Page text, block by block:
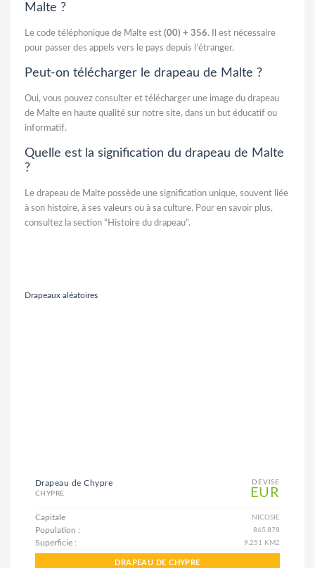
Malte ?
Le code téléphonique de Malte est (00) + 356. Il est nécessaire
pour passer des appels vers le pays depuis l’étranger.
Peut-on télécharger le drapeau de Malte ?
Oui, vous pouvez consulter et télécharger une image du drapeau
de Malte en haute qualité sur notre site, dans un but éducatif ou
informatif.
Quelle est la signification du drapeau de Malte
?
Le drapeau de Malte possède une signification unique, souvent liée
à son histoire, à ses valeurs ou à sa culture. Pour en savoir plus,
consultez la section “Histoire du drapeau”.
Drapeaux aléatoires
DEVISE
EUR
Drapeau de Chypre
CHYPRE
Capitale NICOSIE
Population : 865.878
Superficie : 9.251 KM2
DRAPEAU DE CHYPRE